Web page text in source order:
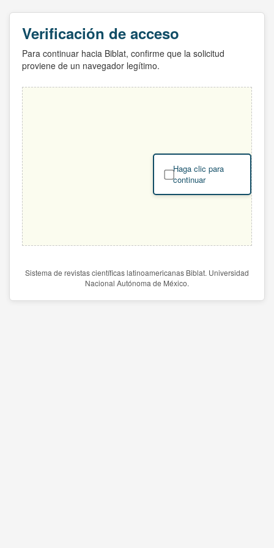
Verificación de acceso
Para continuar hacia Biblat, confirme que la solicitud
proviene de un navegador legítimo.
Haga clic para
continuar
Sistema de revistas científicas latinoamericanas Biblat. Universidad
Nacional Autónoma de México.